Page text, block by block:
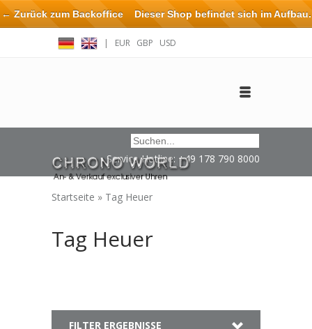
| EUR GBP USD
Service Hotline: +49 178 790 8000
Startseite » Tag Heuer
Tag Heuer
FILTER ERGEBNISSE
← Zurück zum BackofficeDieser Shop befindet sich im Aufbau.
Eventuell können nicht alle Bestellungen eingehalten oder erfüllt